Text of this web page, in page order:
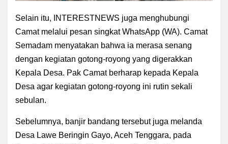
Selain itu, INTERESTNEWS juga menghubungi
Camat melalui pesan singkat WhatsApp (WA). Camat
Semadam menyatakan bahwa ia merasa senang
dengan kegiatan gotong-royong yang digerakkan
Kepala Desa. Pak Camat berharap kepada Kepala
Desa agar kegiatan gotong-royong ini rutin sekali
sebulan.
Sebelumnya, banjir bandang tersebut juga melanda
Desa Lawe Beringin Gayo, Aceh Tenggara, pada